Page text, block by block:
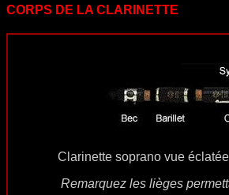
CORPS DE LA CLARINETTE
Clarinette soprano vue
Remarquez les lièges